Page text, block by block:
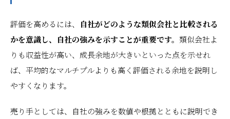
評価を高めるには、
自社がどのような類似会社と比較される
かを意識し、自社の強みを示すことが重要です。 類似会社よ
りも収益性が高い、成長余地が大きいといった点を示せれ
ば、平均的なマルチプルよりも高く評価される余地を説明し
やすくなります。
売り手としては、自社の強みを数値や根拠とともに説明でき